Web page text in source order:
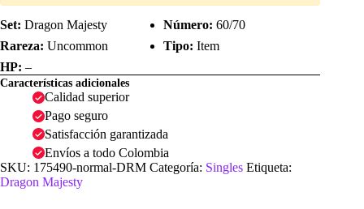
Normal
|
Majesty
cantidad
Set: Dragon Majesty Número: 60/70
Rareza: Uncommon Tipo: Item
HP: –
Características adicionales
Calidad superior
Pago seguro
Satisfacción garantizada
Envíos a todo Colombia
SKU: 175490-normal-DRM Categoría: Singles Etiqueta:
Dragon Majesty